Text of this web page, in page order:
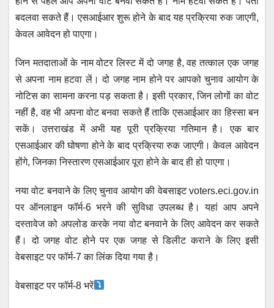
p
p
o
o
k
g
er
m
बदलवा सकते हैं। एसआईआर शुरू होने के बाद यह प्रक्रिया रुक जाएगी,
केवल आवेदन हो पाएगा।
जिन मतदाताओं के नाम वोटर लिस्ट में दो जगह है, वह तत्काल एक जगह
से अपना नाम हटवा लें। दो जगह नाम होने पर आपको चुनाव आयोग के
नोटिस का सामना करना पड़ सकता है। इसी प्रकार, जिन लोगों का वोट
नहीं है, वह भी अपना वोट बनवा सकते हैं ताकि एसआईआर का हिस्सा बन
सकें। उत्तराखंड में अभी यह पूरी प्रक्रिया गतिमान है। एक बार
एसआईआर की घोषणा होने के बाद प्रक्रिया रुक जाएगी। केवल आवेदन
होंगे, जिनका निस्तारण एसआईआर पूरा होने के बाद ही हो पाएगा।
नया वोट बनवाने के लिए चुनाव आयोग की वेबसाइट voters.eci.gov.in
पर ऑनलाइन फॉर्म-6 भरने की सुविधा उपलब्ध है। यहां आप अपने
दस्तावेज को अपलोड करके नया वोट बनवाने के लिए आवेदन कर सकते
हैं। दो जगह वोट होने पर एक जगह से डिलीट कराने के लिए इसी
वेबसाइट पर फॉर्म-7 का लिंक दिया गया है।
वेबसाइट पर फॉर्म-8 भरें